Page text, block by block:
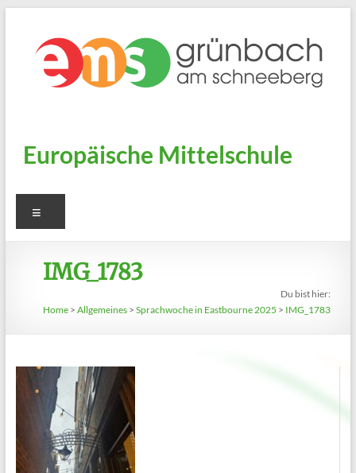
springen
Europäische Mittelschule
IMG_1783
Du bist hier:
Home >Allgemeines >Sprachwoche in Eastbourne 2025 > IMG_1783